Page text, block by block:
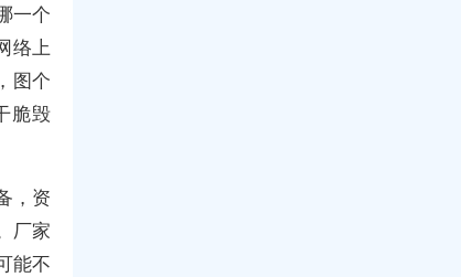
一个
络上
图个
脆毁
，资
厂家
能不